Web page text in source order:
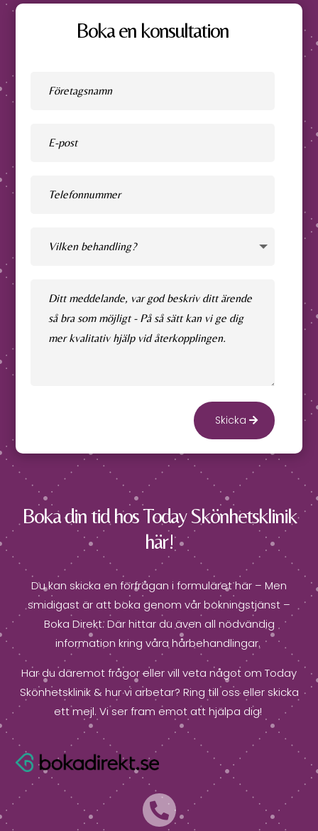
Boka en konsultation
Skicka
Boka din tid hos Today Skönhetsklinik
här!
Du kan skicka en förfrågan i formuläret här – Men
smidigast är att boka genom vår bokningstjänst –
Boka Direkt. Där hittar du även all nödvändig
information kring våra hårbehandlingar.
Har du däremot frågor eller vill veta något om Today
Skönhetsklinik & hur vi arbetar? Ring till oss eller skicka
ett mejl. Vi ser fram emot att hjälpa dig!
